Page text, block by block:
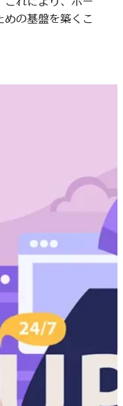
めの基盤を築くこ